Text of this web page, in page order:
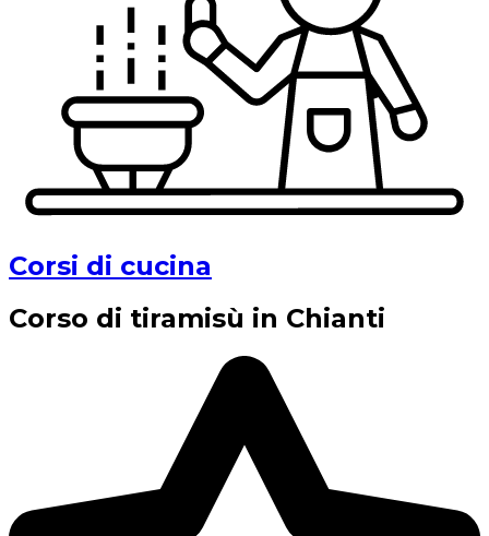
Corsi di cucina
Corso di tiramisù in Chianti